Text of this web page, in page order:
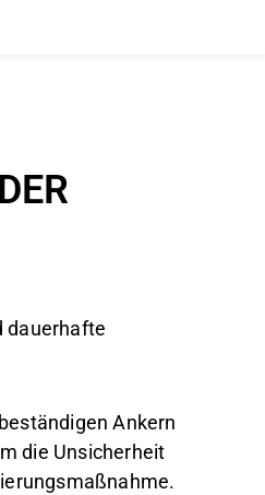
dauerhafte
Ankern
die Unsicherheit